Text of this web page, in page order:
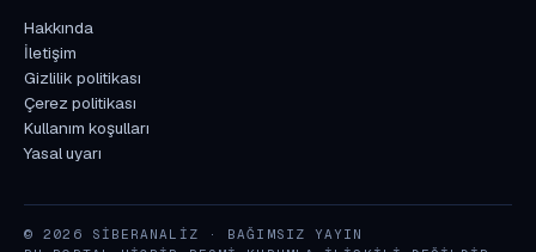
Hakkında
İletişim
Gizlilik politikası
Çerez politikası
Kullanım koşulları
Yasal uyarı
© 2026 SIBERANALIZ · BAĞIMSIZ YAYIN